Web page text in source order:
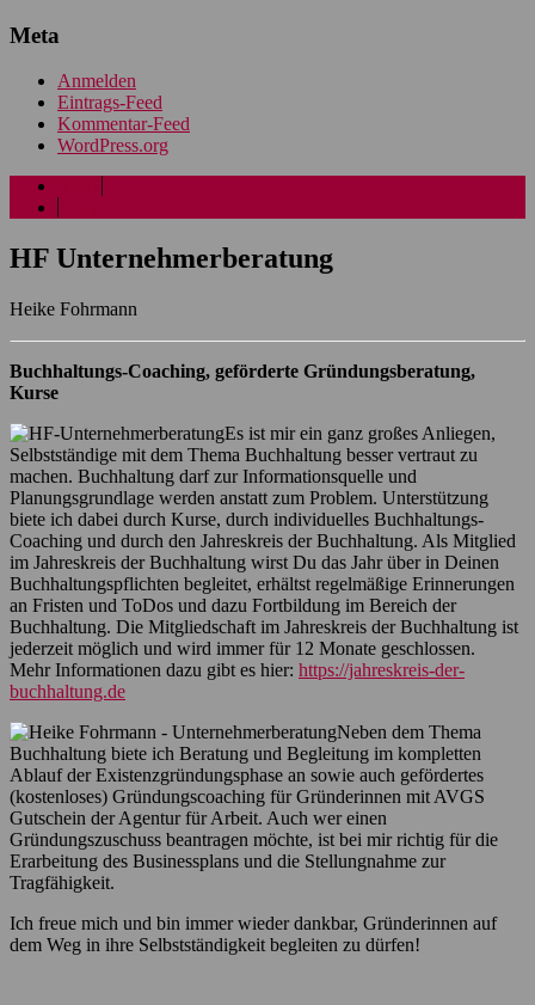
Meta
Anmelden
Eintrags-Feed
Kommentar-Feed
WordPress.org
HF Unternehmerberatung
Heike Fohrmann
Buchhaltungs-Coaching, geförderte Gründungsberatung,
Kurse
Es ist mir ein ganz großes Anliegen,
Selbstständige mit dem Thema Buchhaltung besser vertraut zu
machen. Buchhaltung darf zur Informationsquelle und
Planungsgrundlage werden anstatt zum Problem. Unterstützung
biete ich dabei durch Kurse, durch individuelles Buchhaltungs-
Coaching und durch den Jahreskreis der Buchhaltung. Als Mitglied
im Jahreskreis der Buchhaltung wirst Du das Jahr über in Deinen
Buchhaltungspflichten begleitet, erhältst regelmäßige Erinnerungen
an Fristen und ToDos und dazu Fortbildung im Bereich der
Buchhaltung. Die Mitgliedschaft im Jahreskreis der Buchhaltung ist
jederzeit möglich und wird immer für 12 Monate geschlossen.
Mehr Informationen dazu gibt es hier: https://jahreskreis-der-
buchhaltung.de
Neben dem Thema
Buchhaltung biete ich Beratung und Begleitung im kompletten
Ablauf der Existenzgründungsphase an sowie auch gefördertes
(kostenloses) Gründungscoaching für Gründerinnen mit AVGS
Gutschein der Agentur für Arbeit. Auch wer einen
Gründungszuschuss beantragen möchte, ist bei mir richtig für die
Erarbeitung des Businessplans und die Stellungnahme zur
Tragfähigkeit.
Ich freue mich und bin immer wieder dankbar, Gründerinnen auf
dem Weg in ihre Selbstständigkeit begleiten zu dürfen!